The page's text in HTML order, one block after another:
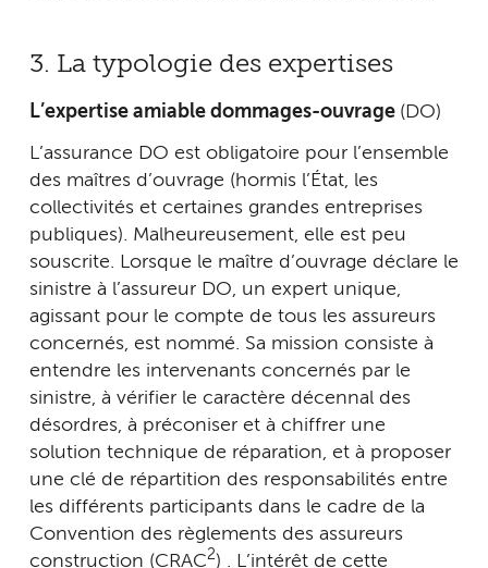
3. La typologie des expertises
L’expertise amiable dommages-ouvrage (DO)
L’assurance DO est obligatoire pour l’ensemble
des maîtres d’ouvrage (hormis l’État, les
collectivités et certaines grandes entreprises
publiques). Malheureusement, elle est peu
souscrite. Lorsque le maître d’ouvrage déclare le
sinistre à l’assureur DO, un expert unique,
agissant pour le compte de tous les assureurs
concernés, est nommé. Sa mission consiste à
entendre les intervenants concernés par le
sinistre, à vérifier le caractère décennal des
désordres, à préconiser et à chiffrer une
solution technique de réparation, et à proposer
une clé de répartition des responsabilités entre
les différents participants dans le cadre de la
Convention des règlements des assureurs
construction (CRAC2) . L’intérêt de cette